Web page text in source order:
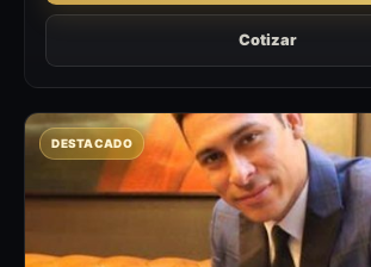
Cotizar
DESTACADO